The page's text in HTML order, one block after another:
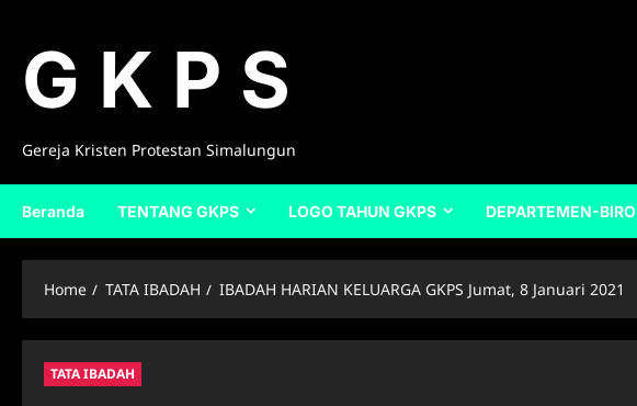
contentG K P S
Gereja Kristen Protestan Simalungun
Beranda TENTANG GKPS LOGO TAHUN GKPS DEPARTEMEN-BIRO
Home TATA IBADAH IBADAH HARIAN KELUARGA GKPS Jumat, 8 Januari 2021
TATA IBADAH